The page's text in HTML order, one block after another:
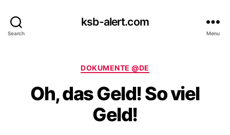
Search
ksb-alert.com
Menu
Categories
DOKUMENTE @DE
Oh, das Geld! So viel
Geld!